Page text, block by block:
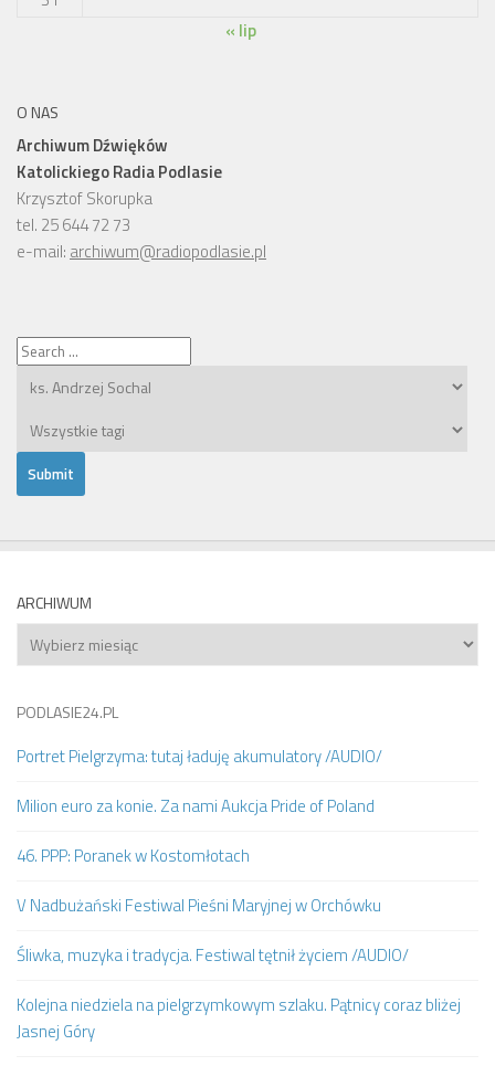
« lip
O NAS
Archiwum Dźwięków
Katolickiego Radia Podlasie
Krzysztof Skorupka
tel. 25 644 72 73
e-mail: archiwum@radiopodlasie.pl
ARCHIWUM
Archiwum
PODLASIE24.PL
Portret Pielgrzyma: tutaj ładuję akumulatory /AUDIO/
Milion euro za konie. Za nami Aukcja Pride of Poland
46. PPP: Poranek w Kostomłotach
V Nadbużański Festiwal Pieśni Maryjnej w Orchówku
Śliwka, muzyka i tradycja. Festiwal tętnił życiem /AUDIO/
Kolejna niedziela na pielgrzymkowym szlaku. Pątnicy coraz bliżej
Jasnej Góry